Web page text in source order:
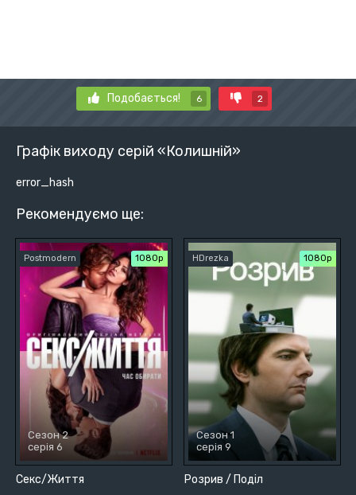
Подобається! 6 2
Графік виходу серій «Колишній»
error_hash
Рекомендуємо ще:
Секс/Життя
Postmodern 1080p
Сезон 2
серія 6
Розрив / Поділ
HDrezka 1080p
Сезон 1
серія 9